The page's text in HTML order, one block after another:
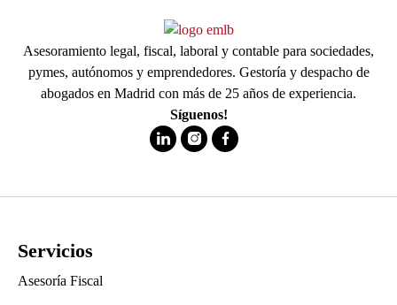
Asesoramiento legal, fiscal, laboral y contable para sociedades,
pymes, autónomos y emprendedores. Gestoría y despacho de
abogados en Madrid con más de 25 años de experiencia.
Síguenos!
Servicios
Asesoría Fiscal